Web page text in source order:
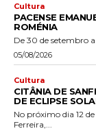
Cultura
PACENSE
ROMÉNIA
De 30 de setembro
05/08/2026
Cultura
CITÂNIA DE
DE ECLIPSE
No próximo dia 12
Ferreira,...